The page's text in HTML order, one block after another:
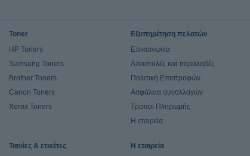
Toner
HP Toners
Samsung Toners
Brother Toners
Canon Toners
Xerox Toners
Εξυπηρέτηση πελατών
Επικοινωνία
Αποστολές και παραλαβές
Πολιτική Επιστροφών
Ασφάλεια συναλλαγών
Τρόποι Πληρωμής
Η εταιρεία
Ταινίες & ετικέτες Η εταιρεία